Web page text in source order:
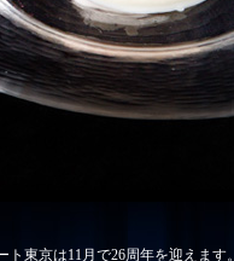
東京は11月で26周年を迎えます。